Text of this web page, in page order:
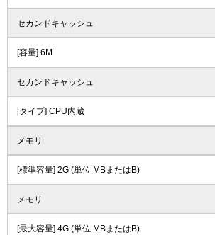
セカンドキャッシュ
[容量] 6M
セカンドキャッシュ
[タイプ] CPU内蔵
メモリ
[標準容量] 2G (単位 MBまたはB)
メモリ
[最大容量] 4G (単位 MBまたはB)